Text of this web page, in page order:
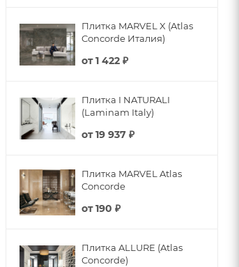
Плитка MARVEL X (Atlas
Concorde Италия)
от1 422 ₽
Плитка I NATURALI
(Laminam Italy)
от19 937 ₽
Плитка MARVEL Atlas
Concorde
от190 ₽
Плитка ALLURE (Atlas
Concorde)